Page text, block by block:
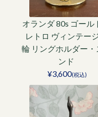
オランダ 80s ゴール
レトロ ヴィンテー
輪 リングホルダー・
ンド
¥3,600(税込)